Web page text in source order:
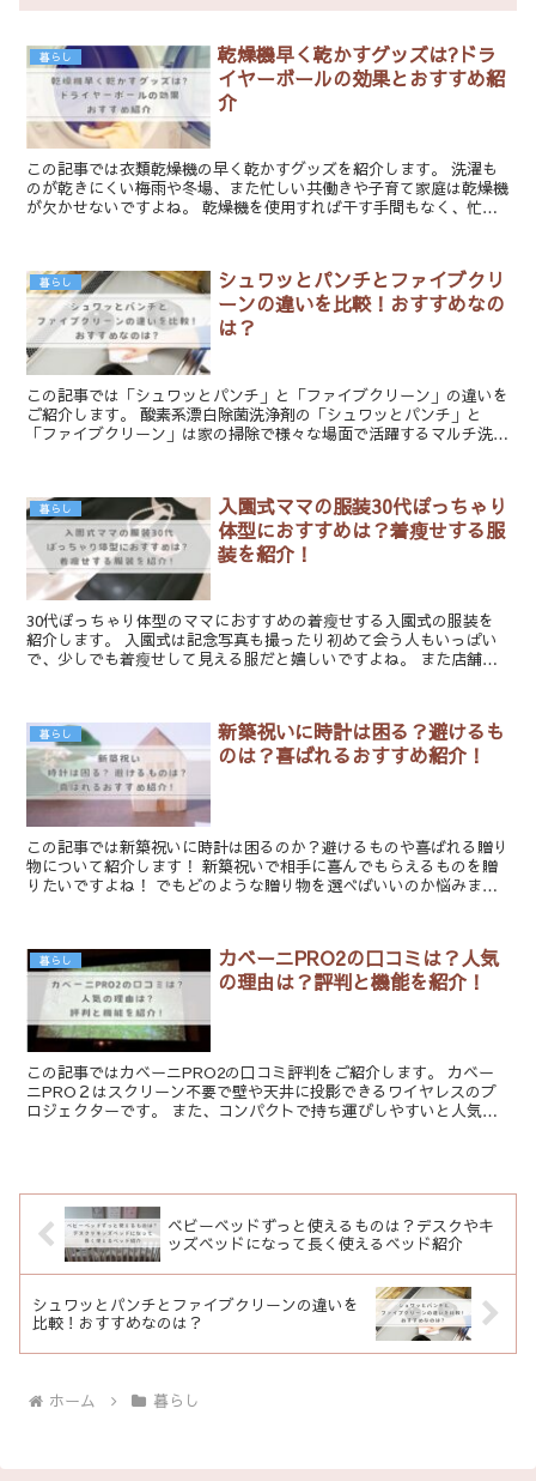
暮らし
乾燥機早く乾かすグッズは?ドラ
イヤーボールの効果とおすすめ紹
介
この記事では衣類乾燥機の早く乾かすグッズを紹介します。 洗濯も
のが乾きにくい梅雨や冬場、また忙しい共働きや子育て家庭は乾燥機
が欠かせないですよね。 乾燥機を使用すれば干す手間もなく、忙し
暮らし
シュワッとパンチとファイブクリ
ーンの違いを比較！おすすめなの
は？
この記事では「シュワッとパンチ」と「ファイブクリーン」の違いを
ご紹介します。 酸素系漂白除菌洗浄剤の「シュワッとパンチ」と
「ファイブクリーン」は家の掃除で様々な場面で活躍するマルチ洗剤
暮らし
入園式ママの服装30代ぽっちゃり
体型におすすめは？着瘦せする服
装を紹介！
30代ぽっちゃり体型のママにおすすめの着瘦せする入園式の服装を
紹介します。 入園式は記念写真も撮ったり初めて会う人もいっぱい
で、少しでも着瘦せして見える服だと嬉しいですよね。 また店舗だ
暮らし
新築祝いに時計は困る？避けるも
のは？喜ばれるおすすめ紹介！
この記事では新築祝いに時計は困るのか？避けるものや喜ばれる贈り
物について紹介します！ 新築祝いで相手に喜んでもらえるものを贈
りたいですよね！ でもどのような贈り物を選べばいいのか悩みま
暮らし
カベーニPRO2の口コミは？人気
の理由は？評判と機能を紹介！
この記事ではカベーニPRO2の口コミ評判をご紹介します。 カベー
ニPRO２はスクリーン不要で壁や天井に投影できるワイヤレスのプ
ロジェクターです。 また、コンパクトで持ち運びしやすいと人気で
ベビーベッドずっと使えるものは？デスクやキ
ッズベッドになって長く使えるベッド紹介
シュワッとパンチとファイブクリーンの違いを
比較！おすすめなのは？
ホーム 暮らし